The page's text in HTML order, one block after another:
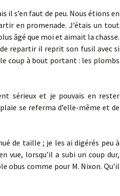
il s’en faut de peu. Nous étions en
en promenade. J’étais un tout
âgé que moi et aimait la chasse.
repartir il reprit son fusil avec si
coup à bout portant : les plombs
sérieux et je pouvais en rester
se referma d’elle-même et de
de taille ; je les ai digérés peu à
vue, lorsqu’il a subi un coup dur,
obus comme pour M. Nixon. Qu’il